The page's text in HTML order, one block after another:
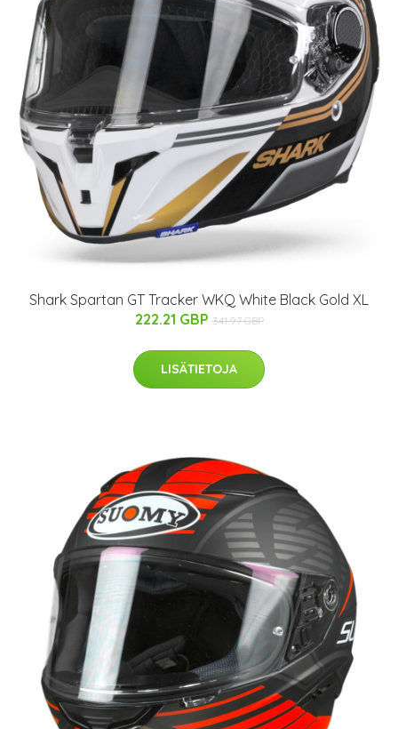
Shark Spartan GT Tracker WKQ White Black Gold XL
222.21 GBP 341.97 GBP
LISÄTIETOJA